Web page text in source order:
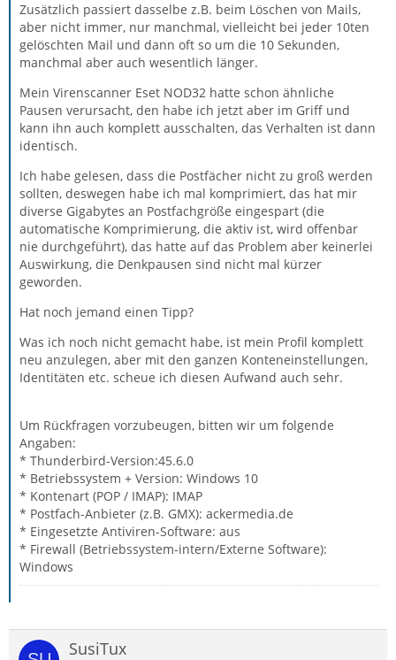
Zusätzlich passiert dasselbe z.B. beim Löschen von Mails,
aber nicht immer, nur manchmal, vielleicht bei jeder 10ten
gelöschten Mail und dann oft so um die 10 Sekunden,
manchmal aber auch wesentlich länger.
Mein Virenscanner Eset NOD32 hatte schon ähnliche
Pausen verursacht, den habe ich jetzt aber im Griff und
kann ihn auch komplett ausschalten, das Verhalten ist dann
identisch.
Ich habe gelesen, dass die Postfächer nicht zu groß werden
sollten, deswegen habe ich mal komprimiert, das hat mir
diverse Gigabytes an Postfachgröße eingespart (die
automatische Komprimierung, die aktiv ist, wird offenbar
nie durchgeführt), das hatte auf das Problem aber keinerlei
Auswirkung, die Denkpausen sind nicht mal kürzer
geworden.
Hat noch jemand einen Tipp?
Was ich noch nicht gemacht habe, ist mein Profil komplett
neu anzulegen, aber mit den ganzen Konteneinstellungen,
Identitäten etc. scheue ich diesen Aufwand auch sehr.
Um Rückfragen vorzubeugen, bitten wir um folgende
Angaben:
* Thunderbird-Version:45.6.0
* Betriebssystem + Version: Windows 10
* Kontenart (POP / IMAP): IMAP
* Postfach-Anbieter (z.B. GMX): ackermedia.de
* Eingesetzte Antiviren-Software: aus
* Firewall (Betriebssystem-intern/Externe Software):
Windows
SusiTux